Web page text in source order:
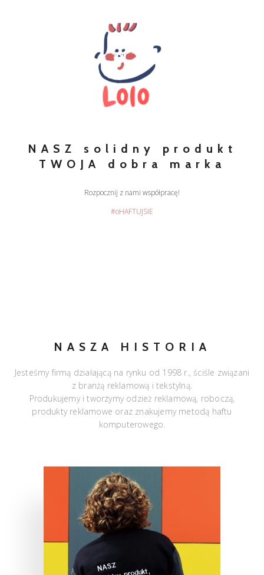
NASZ solidny produkt
TWOJA dobra marka
Rozpocznij z nami współpracę!
#oHAFTUJSIE
NASZA HISTORIA
Jesteśmy firmą działającą na rynku od 1998 r., ściśle związani
z branżą reklamową i tekstylną.
Produkujemy i tworzymy odzież reklamową, roboczą,
produkty reklamowe oraz znakujemy metodą haftu
komputerowego.